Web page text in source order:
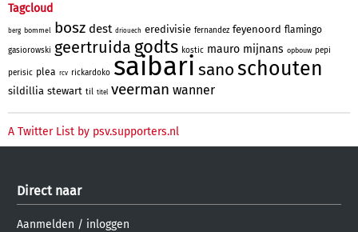
Tagcloud
berg bommel bosz dest driouech eredivisie fernandez feyenoord flamingo
gasiorowski geertruida godts kostic mauro mijnans opbouw pepi
perisic plea rcv rickardoko saibari sanoschouten
sildillia stewart til titel veerman wanner
A Twitter List by psv.supporters.nl
Direct naar
Aanmelden / inloggen